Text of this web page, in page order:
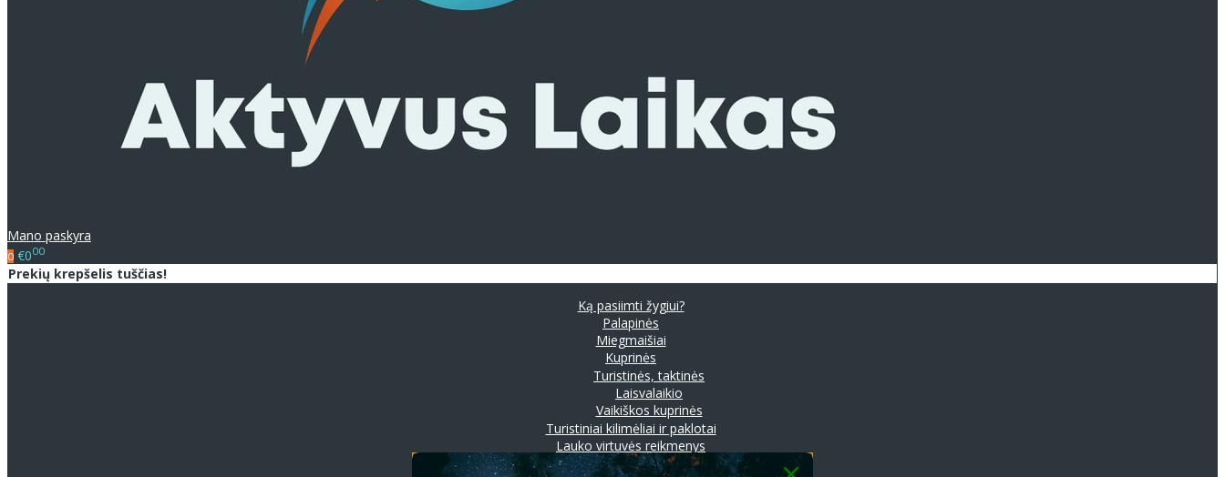
Mano paskyra
0 €000
Prekių krepšelis tuščias!
Ką pasiimti žygiui?
Palapinės
Miegmaišiai
Kuprinės
Turistinės, taktinės
Laisvalaikio
Vaikiškos kuprinės
Turistiniai kilimėliai ir paklotai
Lauko virtuvės reikmenys
Prožektoriai ir stovyklavimo lempos